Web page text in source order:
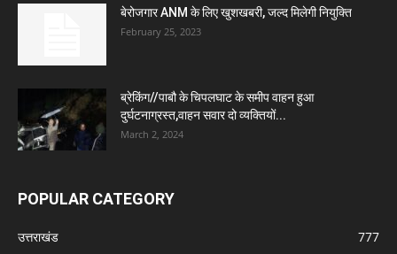
बेरोजगार ANM के लिए खुशखबरी, जल्द मिलेगी नियुक्ति
February 25, 2023
ब्रेकिंग//पाबौ के चिपलघाट के समीप वाहन हुआ
दुर्घटनाग्रस्त,वाहन सवार दो व्यक्तियों...
March 2, 2024
POPULAR CATEGORY
उत्तराखंड
777